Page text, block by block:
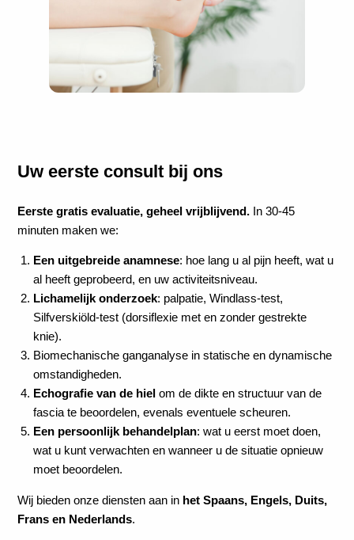
Uw eerste consult bij ons
Eerste gratis evaluatie, geheel vrijblijvend.In 30-45
minuten maken we:
Een uitgebreide anamnese: hoe lang u al pijn heeft, wat u
al heeft geprobeerd, en uw activiteitsniveau.
Lichamelijk onderzoek: palpatie, Windlass-test,
Silfverskiöld-test (dorsiflexie met en zonder gestrekte
knie).
Biomechanische ganganalyse in statische en dynamische
omstandigheden.
Echografie van de hiel om de dikte en structuur van de
fascia te beoordelen, evenals eventuele scheuren.
Een persoonlijk behandelplan: wat u eerst moet doen,
wat u kunt verwachten en wanneer u de situatie opnieuw
moet beoordelen.
Wij bieden onze diensten aan in het Spaans, Engels, Duits,
Frans en Nederlands.